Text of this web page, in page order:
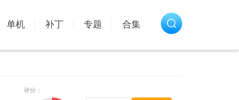
单机 补丁 专题 合集
评分：